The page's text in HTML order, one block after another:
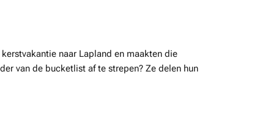
naar Lapland en maakten die
van de bucketlist af te strepen? Ze delen hun